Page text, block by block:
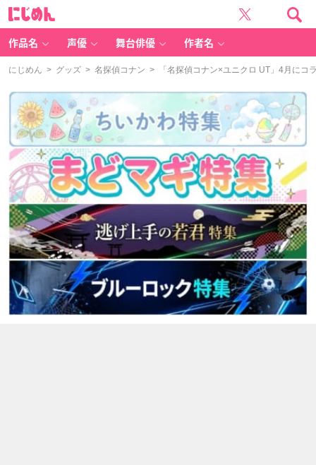
作品名 声優 舞台俳優 作者名
にじめん > グッズ > 名探偵コナン > 「名探偵コナン×ユニクロ UT」4月にコ